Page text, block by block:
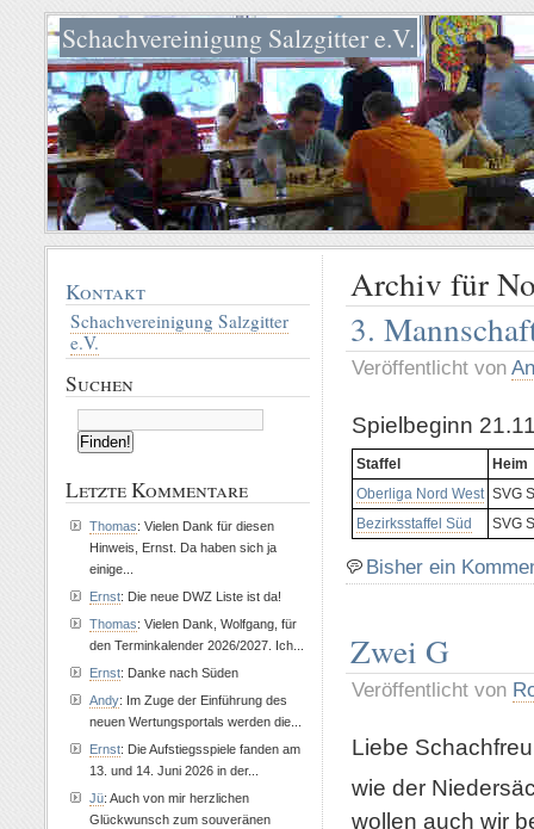
Schachvereinigung Salzgitter e.V.
Archiv für
3.
Veröffentlicht von
Spielbeginn
Staffel
Heim
Oberliga Nord West SVG
Bezirksstaffel Süd
SVG
Bisher ein
Zwei G
Veröffentlicht von
Liebe
wie der
wollen auch wir
Kontakt
Schachvereinigung Salzgitter
e.V.
Suchen
Letzte Kommentare
Thomas: Vielen Dank für diesen
Hinweis, Ernst. Da haben sich ja
einige...
Ernst: Die neue DWZ Liste ist da!
Thomas: Vielen Dank, Wolfgang, für
den Terminkalender 2026/2027. Ich...
Ernst: Danke nach Süden
Andy: Im Zuge der Einführung des
neuen Wertungsportals werden die...
Ernst: Die Aufstiegsspiele fanden am
13. und 14. Juni 2026 in der...
Jü: Auch von mir herzlichen
Glückwunsch zum souveränen